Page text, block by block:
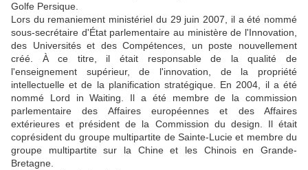
Golfe Persique.
Lors du remaniement ministériel du 29 juin 2007, il a été nommé
sous-secrétaire d'État parlementaire au ministère de l'Innovation,
des Universités et des Compétences, un poste nouvellement
créé. À ce titre, il était responsable de la qualité de
l'enseignement supérieur, de l'innovation, de la propriété
intellectuelle et de la planification stratégique. En 2004, il a été
nommé Lord in Waiting. Il a été membre de la commission
parlementaire des Affaires européennes et des Affaires
extérieures et président de la Commission du design. Il était
coprésident du groupe multipartite de Sainte-Lucie et membre du
groupe multipartite sur la Chine et les Chinois en Grande-
Bretagne.